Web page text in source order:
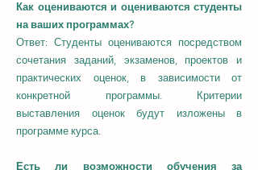
Как оцениваются и оцениваются студенты
на ваших программах?
Ответ: Студенты оцениваются посредством
сочетания заданий, экзаменов, проектов и
практических оценок, в зависимости от
конкретной программы. Критерии
выставления оценок будут изложены в
программе курса.
Есть ли возможности обучения за